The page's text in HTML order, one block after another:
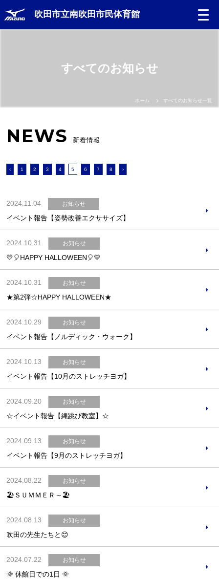
吹田市立南吹田市民体育館
お問合せフォーム
吹田市スポーツ施設予約システム(OPAS)
すべてのお知らせ
ホーム すべてのお知らせ一覧
NEWS 新着情報
‹ 1 2 3 4 5 6 7 8 ›
2024.11.04 お知らせ
イベント報告【姿勢改善エクササイズ】
2024.10.31 お知らせ
💛🎈HAPPY HALLOWEEN🎈💛
2024.10.31 お知らせ
★第2弾☆HAPPY HALLOWEEN★
2024.10.29 お知らせ
イベント報告【ノルディック・ウォーク】
2024.10.13 お知らせ
イベント報告【10月のストレッチヨガ】
2024.09.20 お知らせ
☆イベント報告【縄跳び教室】☆
2024.09.13 お知らせ
イベント報告【9月のストレッチヨガ】
2024.08.22 お知らせ
🏖ＳＵＭＭＥＲ～🏖
2024.08.13 お知らせ
吹田の先生たちと😊
2024.07.22 お知らせ
🌞 休館日での1日 🌞